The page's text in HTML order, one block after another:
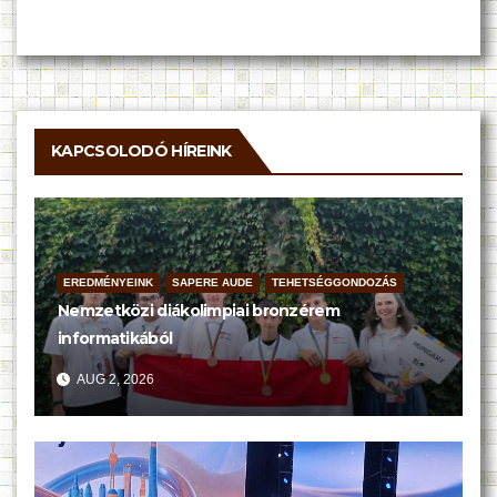
KAPCSOLODÓ HÍREINK
EREDMÉNYEINK SAPERE AUDE TEHETSÉGGONDOZÁS
Nemzetközi diákolimpiai bronzérem
informatikából
AUG 2, 2026